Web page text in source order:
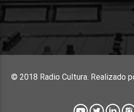
© 2018 Radio Cultura. Realizado